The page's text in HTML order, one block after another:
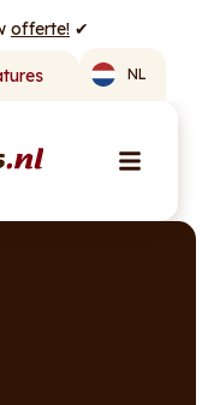
offerte! ✔
NL